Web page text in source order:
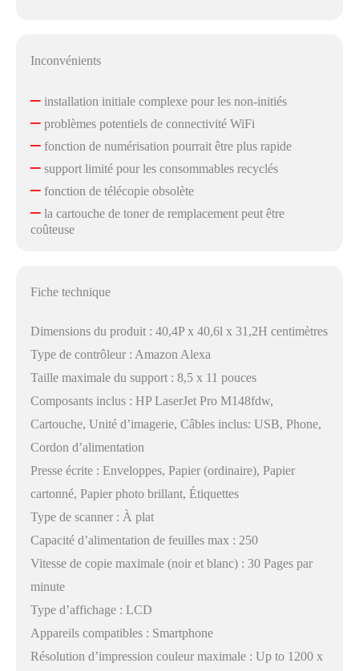
Inconvénients
–installation initiale complexe pour les non-initiés
–problèmes potentiels de connectivité WiFi
–fonction de numérisation pourrait être plus rapide
–support limité pour les consommables recyclés
–fonction de télécopie obsolète
–la cartouche de toner de remplacement peut être
coûteuse
Fiche technique
Dimensions du produit : 40,4P x 40,6l x 31,2H centimètres
Type de contrôleur : Amazon Alexa
Taille maximale du support : 8,5 x 11 pouces
Composants inclus : HP LaserJet Pro M148fdw,
Cartouche, Unité d’imagerie, Câbles inclus: USB, Phone,
Cordon d’alimentation
Presse écrite : Enveloppes, Papier (ordinaire), Papier
cartonné, Papier photo brillant, Étiquettes
Type de scanner : À plat
Capacité d’alimentation de feuilles max : 250
Vitesse de copie maximale (noir et blanc) : 30 Pages par
minute
Type d’affichage : LCD
Appareils compatibles : Smartphone
Résolution d’impression couleur maximale : Up to 1200 x